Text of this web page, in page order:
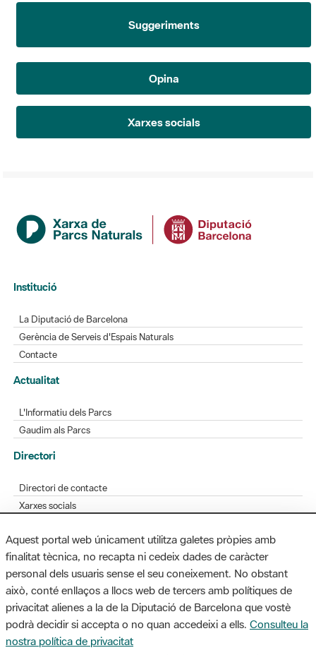
Suggeriments
Opina
Xarxes socials
Institució
La Diputació de Barcelona
Gerència de Serveis d'Espais Naturals
Contacte
Actualitat
L'Informatiu dels Parcs
Gaudim als Parcs
Directori
Directori de contacte
Xarxes socials
Bústia de suggeriments
Opineu sobre els parcs
MAPA WEB AVÍS LEGAL ACCESSIBILITAT
Aquest portal web únicament utilitza galetes pròpies amb
finalitat tècnica, no recapta ni cedeix dades de caràcter
personal dels usuaris sense el seu coneixement. No obstant
això, conté enllaços a llocs web de tercers amb polítiques de
privacitat alienes a la de la Diputació de Barcelona que vostè
podrà decidir si accepta o no quan accedeixi a ells. Consulteu la
nostra política de privacitat